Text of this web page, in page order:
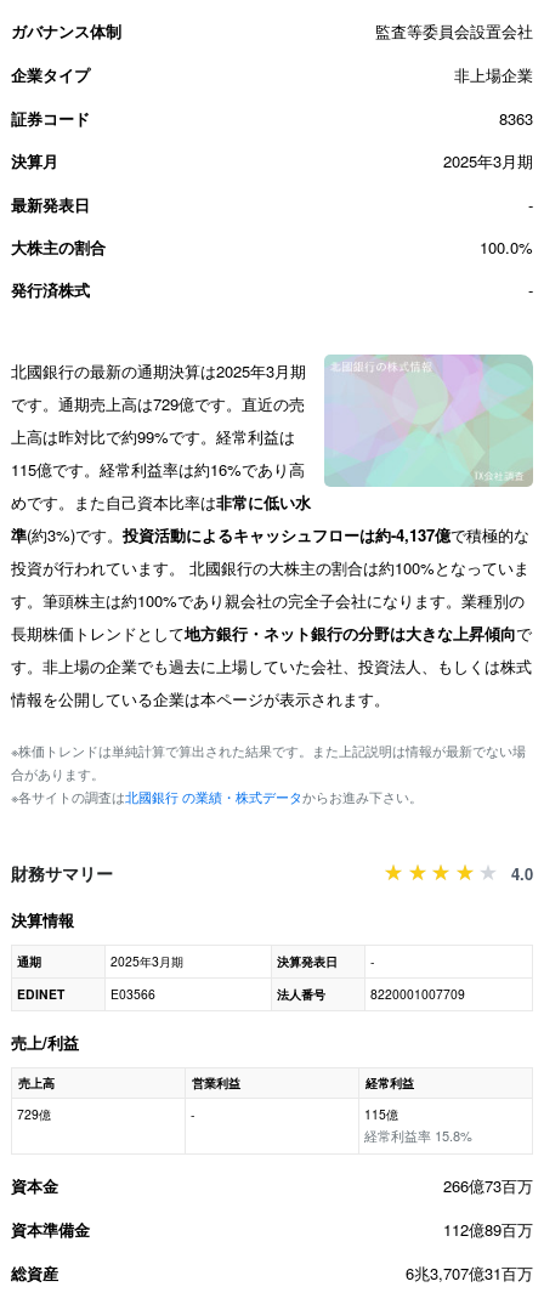
ガバナンス体制
監査等委員会設置会社
企業タイプ
非上場企業
証券コード
8363
決算月
2025年3月期
最新発表日
-
大株主の割合
100.0%
発行済株式
-
北國銀行の最新の通期決算は2025年3月期
です。通期売上高は729億です。直近の売
上高は昨対比で約99%です。経常利益は
115億です。経常利益率は約16%であり高
めです。また自己資本比率は非常に低い水
準(約3%)です。 投資活動によるキャッシュフローは約-4,137億で積極的な
投資が行われています。 北國銀行の大株主の割合は約100%となっていま
す。筆頭株主は約100%であり親会社の完全子会社になります。業種別の
長期株価トレンドとして地方銀行・ネット銀行の分野は大きな上昇傾向で
す。非上場の企業でも過去に上場していた会社、投資法人、もしくは株式
情報を公開している企業は本ページが表示されます。
※株価トレンドは単純計算で算出された結果です。また上記説明は情報が最新でない場
合があります。
※各サイトの調査は北國銀行 の業績・株式データからお進み下さい。
財務サマリー
4.0
決算情報
通期 2025年3月期 決算発表日
-
EDINET
E03566 法人番号 8220001007709
売上/利益
売上高 営業利益
経常利益
729億
- 115億
経常利益率 15.8%
資本金
266億73百万
資本準備金
112億89百万
総資産
6兆3,707億31百万